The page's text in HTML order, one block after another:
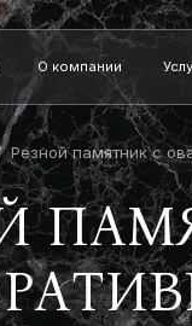
О компании
Резной памятник с